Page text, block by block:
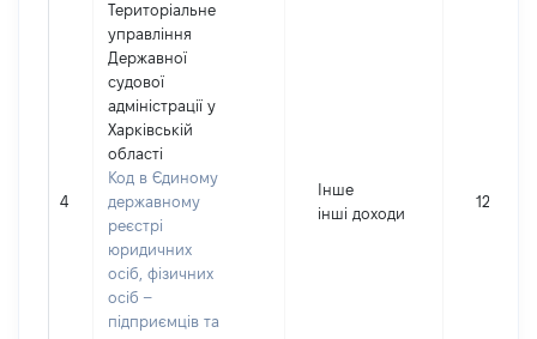
4
Територіальне
управління
Державної
судової
адміністрації у
Харківській
області
Код в Єдиному
державному
реєстрі
юридичних
осіб, фізичних
осіб –
підприємців та
Інше
інші доходи
12180